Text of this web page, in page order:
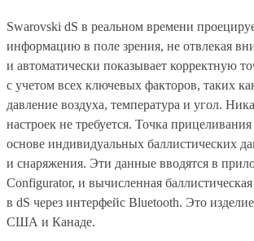
Swarovski dS в реальном времени
информацию в поле зрения, не отвлекая
и автоматически показывает корректную
с учетом всех ключевых факторов, таких
давление воздуха, температура и угол.
настроек не требуется. Точка
основе индивидуальных баллистических
и снаряжения. Эти данные вводятся в
Configurator, и вычисленная баллистическая
в dS через интерфейс Bluetooth. Это
США и Канаде.